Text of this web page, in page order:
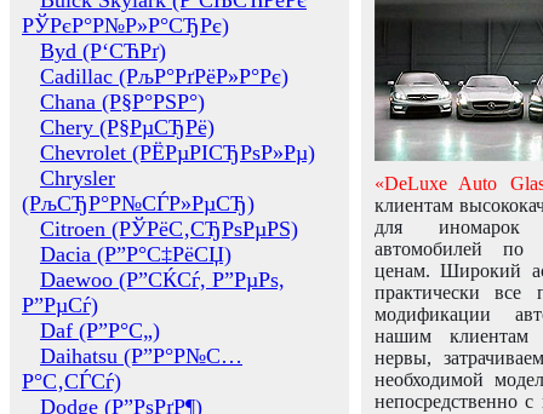
РЎРєР°Р№Р»Р°СЂРє)
Byd (Р‘СЋРґ)
Cadillac (РљР°РґРёР»Р°Рє)
Chana (Р§Р°РЅР°)
Chery (Р§РµСЂРё)
Chevrolet (РЁРµРІСЂРѕР»Рµ)
Chrysler
(РљСЂР°Р№СЃР»РµСЂ)
Citroen (РЎРёС‚СЂРѕРµРЅ)
Dacia (Р”Р°С‡РёСЏ)
Daewoo (Р”СЌСѓ, Р”РµРѕ,
Р”РµСѓ)
Daf (Р”Р°С„)
Daihatsu (Р”Р°Р№С…
Р°С‚СЃСѓ)
Dodge (Р”РѕРґР¶)
«DeLuxe Auto
клиентам
для иномарок
автомобилей
ценам. Широкий
практически все
модификации
нашим клиентам
нервы,
необходимой
непосредственно